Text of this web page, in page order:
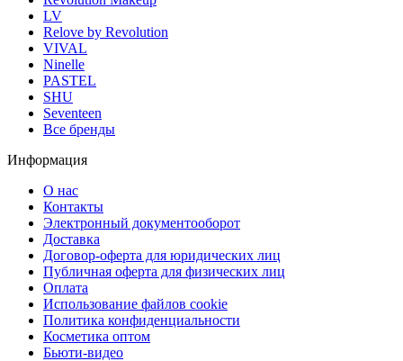
LV
Relove by Revolution
VIVAL
Ninelle
PASTEL
SHU
Seventeen
Все бренды
Информация
О нас
Контакты
Электронный документооборот
Доставка
Договор-оферта для юридических лиц
Публичная оферта для физических лиц
Оплата
Использование файлов cookie
Политика конфиденциальности
Косметика оптом
Бьюти-видео